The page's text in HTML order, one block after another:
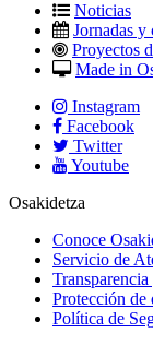
Noticias
Jornadas y
Proyectos
Made in
Instagram
Facebook
Twitter
Youtube
Osakidetza
Conoce
Servicio de
Protección de
Política de